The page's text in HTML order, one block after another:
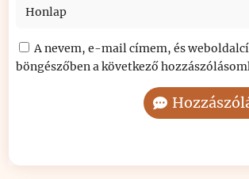
A nevem, e-mail címem, és
böngészőben a következő